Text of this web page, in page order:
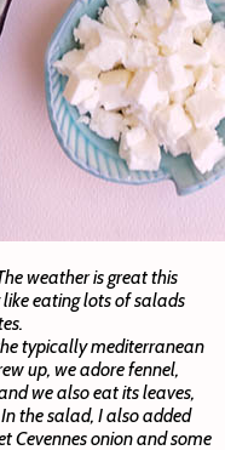
weather is great this
like eating lots of salads
typically mediterranean
up, we adore fennel,
we also eat its leaves,
the salad, I also added
Cevennes onion and some